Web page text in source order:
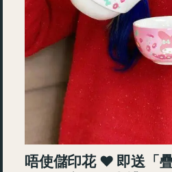
唔使儲印花 ♥ 即送「